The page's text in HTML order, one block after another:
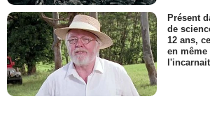
Présent
de
12 ans,
en
l'incarnait